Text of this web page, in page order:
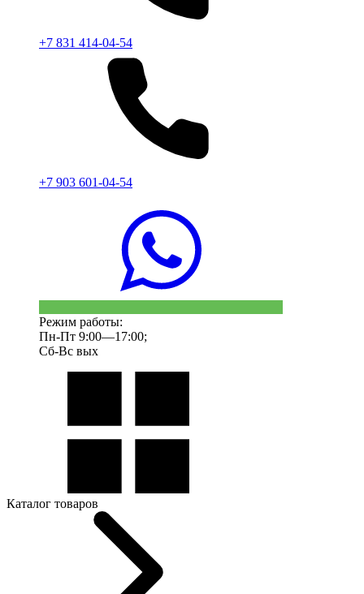
+7 831 414-04-54
+7 903 601-04-54
Режим работы:
Пн-Пт 9:00—17:00;
Сб-Вс вых
Каталог товаров